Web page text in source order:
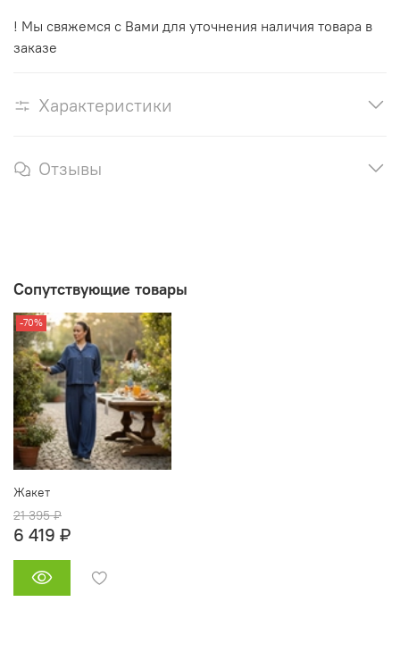
! Мы свяжемся с Вами для уточнения наличия товара в
заказе
Характеристики
Отзывы
Сопутствующие товары
-70%
Жакет
21 395 ₽
6 419 ₽